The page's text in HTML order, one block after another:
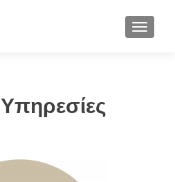
Υπηρεσίες